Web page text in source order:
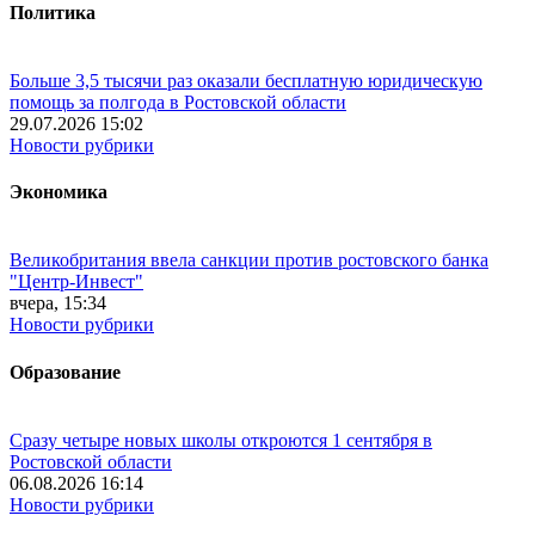
Политика
Больше 3,5 тысячи раз оказали бесплатную юридическую
помощь за полгода в Ростовской области
29.07.2026 15:02
Новости рубрики
Экономика
Великобритания ввела санкции против ростовского банка
"Центр-Инвест"
вчера, 15:34
Новости рубрики
Образование
Сразу четыре новых школы откроются 1 сентября в
Ростовской области
06.08.2026 16:14
Новости рубрики